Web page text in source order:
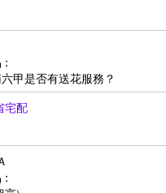
:
甲是否有送花服務？
宅配
: